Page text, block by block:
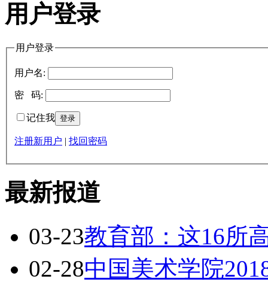
用户登录
用户登录
用户名:
密 码:
记住我
注册新用户 找回密码
最新报道
03-23教育部：这16所
02-28中国美术学院